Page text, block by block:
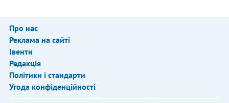
Про нас
Реклама на сайті
Івенти
Редакція
Політики і стандарти
Угода конфіденційності